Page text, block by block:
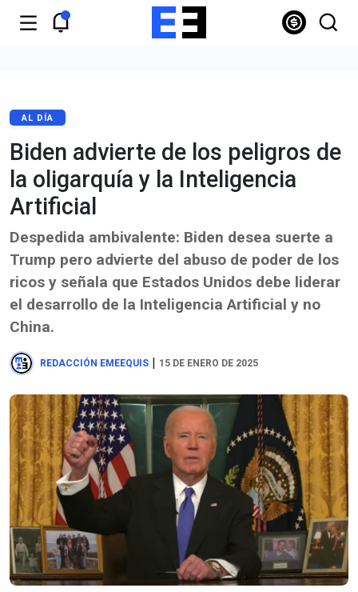
AL DÍA
Biden advierte de los peligros de
la oligarquía y la Inteligencia
Artificial
Despedida ambivalente: Biden desea suerte a
Trump pero advierte del abuso de poder de los
ricos y señala que Estados Unidos debe liderar
el desarrollo de la Inteligencia Artificial y no
China.
REDACCIÓN EMEEQUIS | 15 DE ENERO DE 2025